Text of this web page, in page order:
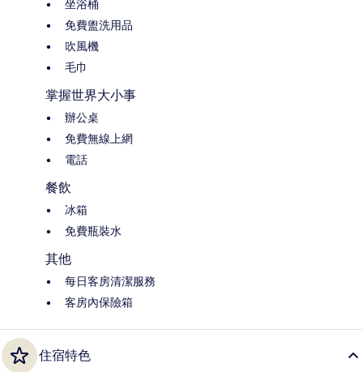
坐浴桶
免費盥洗用品
吹風機
毛巾
掌握世界大小事
辦公桌
免費無線上網
電話
餐飲
冰箱
免費瓶裝水
其他
每日客房清潔服務
客房內保險箱
住宿特色